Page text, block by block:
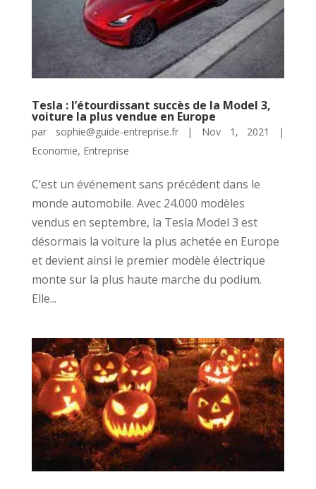
Tesla : l’étourdissant succès de la Model 3,
voiture la plus vendue en Europe
par sophie@guide-entreprise.fr| Nov 1, 2021
|
Economie, Entreprise
C’est un événement sans précédent dans le
monde automobile. Avec 24.000 modèles
vendus en septembre, la Tesla Model 3 est
désormais la voiture la plus achetée en Europe
et devient ainsi le premier modèle électrique
monte sur la plus haute marche du podium.
Elle...